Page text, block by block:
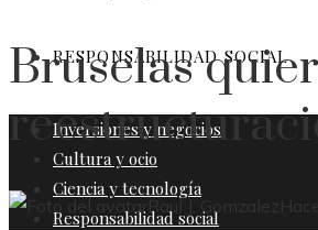
RESPONSABILIDAD SOCIAL
Inversiones y negocios
Cultura y ocio
Ciencia y tecnología
Responsabilidad social
Bruselas
Raul J. Gomzalez